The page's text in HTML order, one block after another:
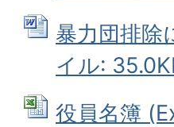
暴力団排除
イル:
役員名簿